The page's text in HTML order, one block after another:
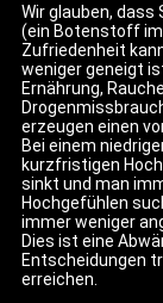
Wir glauben,
(ein Botenstoff
Zufriedenheit
weniger geneigt
Ernährung,
erzeugen einen
Bei einem
kurzfristigen
sinkt und man
Hochgefühlen
immer weniger
Dies ist eine
Entscheidungen
erreichen.